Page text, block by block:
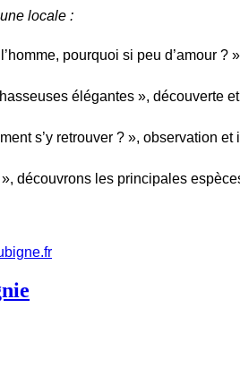
locale :
pourquoi si peu d’amour
élégantes », découverte
s’y retrouver ? », observation
découvrons les principales